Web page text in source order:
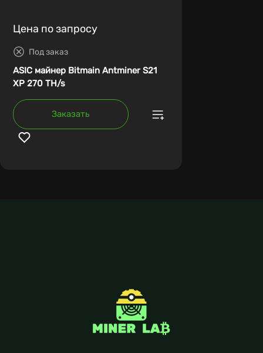
Цена по запросу
Под заказ
ASIC майнер Bitmain Antminer S21
XP 270 TH/s
Заказать